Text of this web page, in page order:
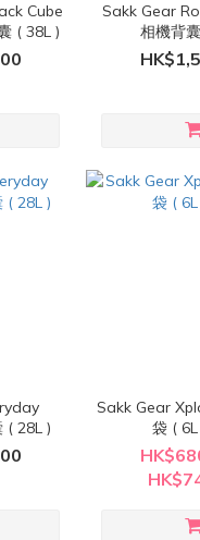
Cube
( 38L )
Sakk Gear
相機背
( 28L )
Sakk Gear
袋 (